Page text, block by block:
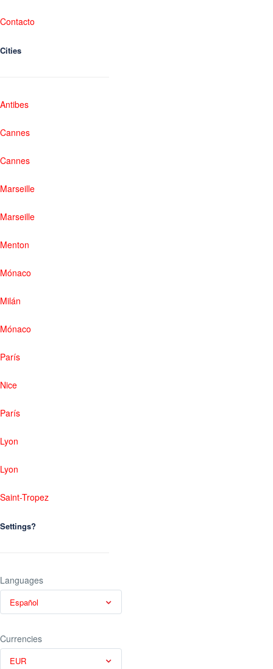
Contacto
Cities
Antibes
Cannes
Cannes
Marseille
Marseille
Menton
Mónaco
Milán
Mónaco
París
Nice
París
Lyon
Lyon
Saint-Tropez
Settings?
Languages
Español
Currencies
EUR